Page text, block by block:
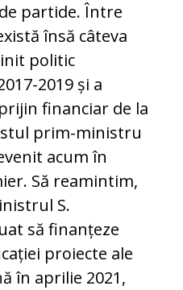
partide. Între
însă câteva
politic
2019 și a
financiar de la
prim-ministru
acum în
Să reamintim,
S.
să finanțeze
proiecte ale
în aprilie 2021,